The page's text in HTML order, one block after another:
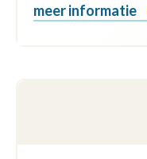
meer informatie